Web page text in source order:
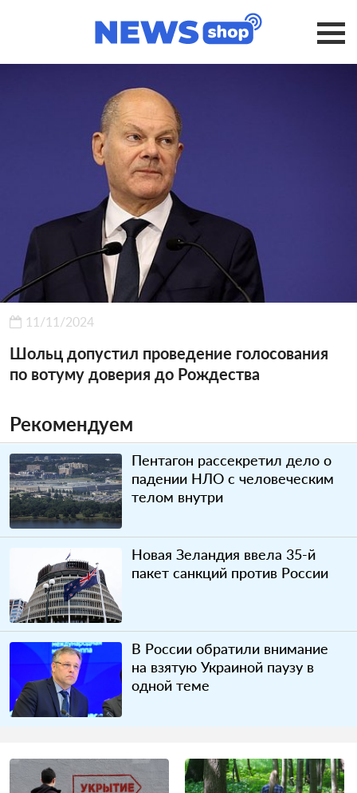
11/11/2024
Шольц допустил проведение голосования
по вотуму доверия до Рождества
Рекомендуем
Пентагон рассекретил дело о
падении НЛО с человеческим
телом внутри
Новая Зеландия ввела 35-й
пакет санкций против России
В России обратили внимание
на взятую Украиной паузу в
одной теме